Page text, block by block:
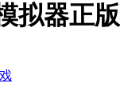
拟器正版